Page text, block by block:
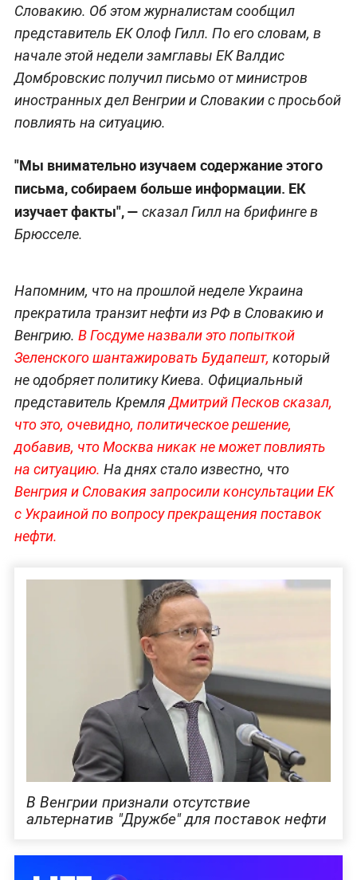
Словакию. Об этом журналистам сообщил
представитель ЕК Олоф Гилл. По его словам, в
начале этой недели замглавы ЕК Валдис
Домбровскис получил письмо от министров
иностранных дел Венгрии и Словакии с просьбой
повлиять на ситуацию.
"Мы внимательно изучаем содержание этого
письма, собираем больше информации. ЕК
изучает факты", — сказал Гилл на брифинге в
Брюсселе.
Напомним, что на прошлой неделе Украина
прекратила транзит нефти из РФ в Словакию и
Венгрию. В Госдуме назвали это попыткой
Зеленского шантажировать Будапешт, который
не одобряет политику Киева. Официальный
представитель КремляДмитрий Песков сказал,
что это, очевидно, политическое решение,
добавив, что Москва никак не может повлиять
на ситуацию. На днях стало известно, что
Венгрия и Словакия запросили консультации ЕК
с Украиной по вопросу прекращения поставок
нефти.
В Венгрии признали отсутствие
альтернатив "Дружбе" для поставок нефти